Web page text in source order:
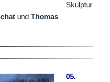
Skulptur
undThomas
05.